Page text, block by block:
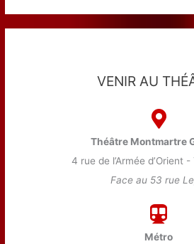
VENIR AU
Théâtre Montmartre
4 rue de l’Armée d’Orient
Face au 53 rue
Métro